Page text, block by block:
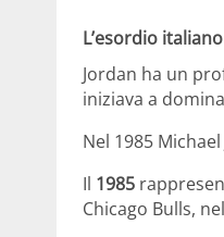
L’esordio
Jordan ha un
iniziava a
Nel 1985
Il 1985
Chicago Bulls,